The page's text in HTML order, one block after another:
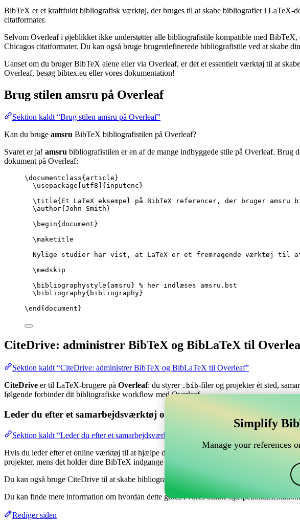
BibTeX er et kraftfuldt bibliografisk værktøj, der bruges til at skabe bibliografier i LaTeX-
citatformater.
Selvom Overleaf i øjeblikket ikke understøtter alle bibliografistile kompatible med
Chicagos citatformater. Du kan også bruge brugerdefinerede bibliografistile ved at skabe
Uanset om du bruger BibTeX alene eller via Overleaf, er det et essentielt værktøj til at
Overleaf, besøg bibtex.eu eller vores dokumentation!
Brug stilen amsru på Overleaf
Sektion kaldt “Brug stilen amsru på Overleaf”
Kan du bruge amsru BibTeX bibliografistilen på Overleaf?
Svaret er ja! amsru bibliografistilen er en af de mange indbyggede stile på Overleaf. Brug
dokument på Overleaf:
\documentclass{ article }
\usepackage
utf8 ]{ inputenc }
\title{Et LaTeX eksempel på BibTeX referencer, der bruger
\author{John Smith}
\begin{ document }
\maketitle
Nylige studier har vist, at LaTeX er et fremragende værktøj til at
\medskip
\bibliographystyle{amsru} % her indlæses amsru.bst
\bibliography{bibliography}
\end { document }
CiteDrive: administrer BibTeX og BibLaTeX til
Sektion kaldt “CiteDrive: administrer BibTeX og BibLaTeX til Overleaf”
CiteDrive er til LaTeX-brugere på Overleaf: du styrer .bib-filer og projekter ét sted,
følgende forbinder dit bibliografiske workflow med Overleaf.
Leder du efter et samarbejdsværktøj online til at håndtere dine BibTeX
Sektion kaldt “Leder du efter et samarbejdsværktøj online til at håndtere dine BibTeX
Hvis du leder efter et online værktøj til at hjælpe dig med at håndtere dine referencer,
projekter, mens det holder dine BibTeX indgange opdateret i dit Overleaf projekt.
Du kan også bruge CiteDrive til at skabe bibliografier og citater i forskellige stile, inklusiv
Du kan finde mere information om hvordan dette gøres i vores online hjælpedokumentation.
Rediger siden
Simplify
Manage your references